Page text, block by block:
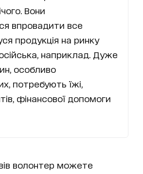
Вони
впровадити все
продукція на ринку
наприклад. Дуже
особливо
потребують їжі,
фінансової допомоги
волонтер можете